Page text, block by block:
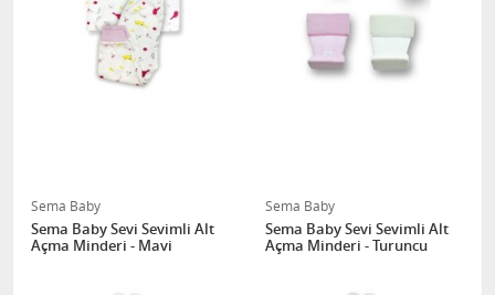
Sema Baby
Sema Baby Sevi Sevimli Alt
Açma Minderi - Mavi
Sema Baby
Sema Baby Sevi Sevimli Alt
Açma Minderi - Turuncu